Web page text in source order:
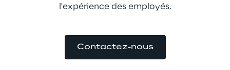
l'expérience des employés.
Contactez-nous